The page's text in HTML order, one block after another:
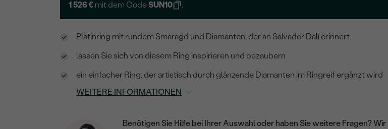
1 526 € mit dem CodeSUN10 .
Platinring mit rundem Smaragd und Diamanten, der an Salvador Dalí erinnert
lassen Sie sich von diesem Ring inspirieren und bezaubern
ein einfacher Ring, der artistisch durch glänzende Diamanten im Ringreif ergänzt wird
WEITERE INFORMATIONEN
Benötigen Sie Hilfe bei Ihrer Auswahl oder haben Sie weitere Fragen? Wir